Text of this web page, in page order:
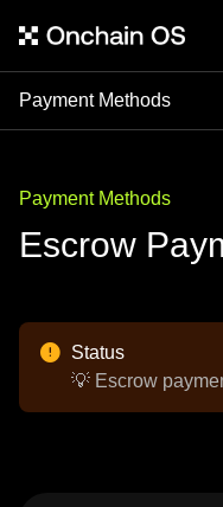
Payment Methods
Payment Methods
Escrow
Status
💡 Escrow